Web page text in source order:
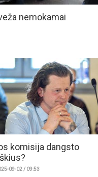
nemokamai
komisija dangsto
09-02 / 09:53